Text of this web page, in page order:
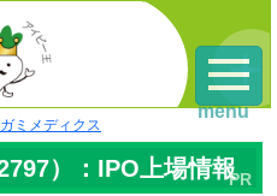
ミメディクス
）：IPO上場情報
menu